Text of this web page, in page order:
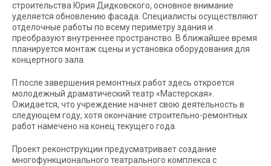
строительства Юрия Дидковского, основное внимание
уделяется обновлению фасада. Специалисты осуществляют
отделочные работы по всему периметру здания и
преобразуют внутреннее пространство. В ближайшее время
планируется монтаж сцены и установка оборудования для
концертного зала.
П после завершения ремонтных работ здесь откроется
молодежный драматический театр «Мастерская».
Ожидается, что учреждение начнет свою деятельность в
следующем году, хотя окончание строительно-ремонтных
работ намечено на конец текущего года.
Проект реконструкции предусматривает создание
многофункционального театрального комплекса с